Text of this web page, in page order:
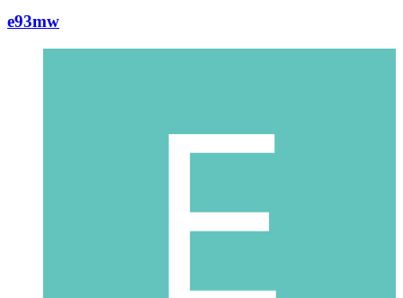
e93mw